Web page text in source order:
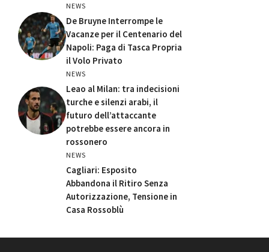
NEWS
De Bruyne Interrompe le
Vacanze per il Centenario del
Napoli: Paga di Tasca Propria
il Volo Privato
NEWS
Leao al Milan: tra indecisioni
turche e silenzi arabi, il
futuro dell’attaccante
potrebbe essere ancora in
rossonero
NEWS
Cagliari: Esposito
Abbandona il Ritiro Senza
Autorizzazione, Tensione in
Casa Rossoblù